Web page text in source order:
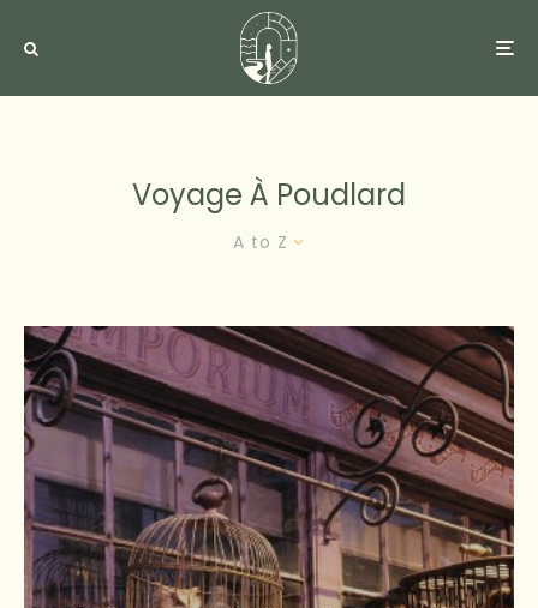
Voyage À Poudlard
A to Z